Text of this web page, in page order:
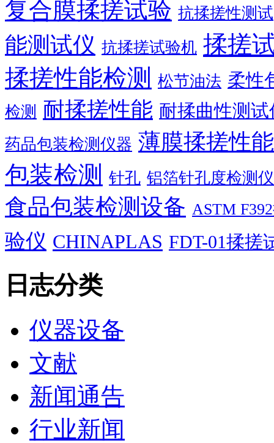
复合膜揉搓试验 抗揉搓性测试
能测试仪 抗揉搓试验机 揉搓
揉搓性能检测
松节油法 柔性
检测 耐揉搓性能 耐揉曲性测试
药品包装检测仪器 薄膜揉搓性
包装检测 针孔 铝箔针孔度检测
食品包装检测设备 ASTM
验仪 CHINAPLAS FDT-01揉搓
日志分类
仪器设备
文献
新闻通告
行业新闻